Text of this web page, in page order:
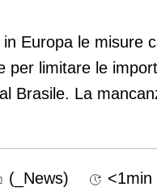
Europa le misure
per limitare le
Brasile. La
(_News) <1min